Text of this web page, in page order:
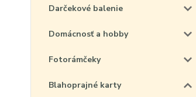
Darčekové balenie
Domácnosť a hobby
Fotorámčeky
Blahoprajné karty